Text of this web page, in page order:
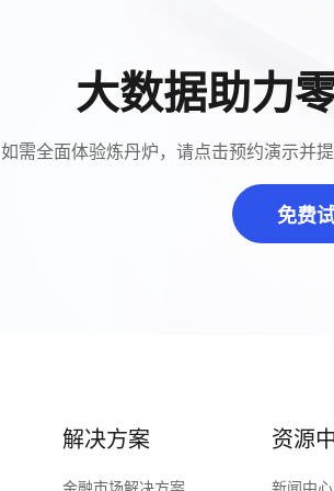
大数据助力
如需全面体验炼丹炉，请点击预约演示并
免费
解决方案 资源